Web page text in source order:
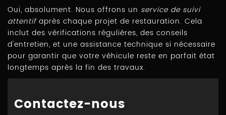
Oui, absolument. Nous offrons un service de suivi
attentifaprès chaque projet de restauration. Cela
inclut des vérifications régulières, des conseils
d'entretien, et une assistance technique si nécessaire
pour garantir que votre véhicule reste en parfait état
longtemps après la fin des travaux.
Contactez-nous